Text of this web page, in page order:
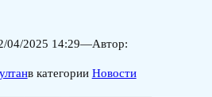
04/2025 14:29—Автор:
в категории Новости